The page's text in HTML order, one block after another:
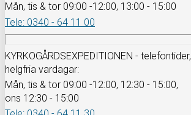
Mån, tis & tor 09:00 -12:00, 13:00 - 15:00
Tele: 0340 - 64 11 00
KYRKOGÅRDSEXPEDITIONEN - telefontider,
helgfria vardagar:
Mån, tis & tor 09:00 -12:00, 12:30 - 15:00,
ons 12:30 - 15:00